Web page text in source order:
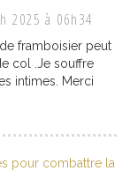
2025 à 06h34
framboisier peut
col .Je souffre
intimes. Merci
pour combattre la